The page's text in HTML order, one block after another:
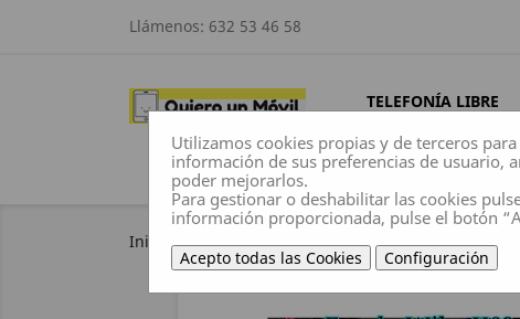
Llámenos: 632 53 46 58
TELEFONÍA LIBRE
Inicio Fundas Funda Wiko Y62 Gatito Chulo
Utilizamos cookies propias y de terceros
información de sus preferencias de usuario,
poder mejorarlos.
Para gestionar o deshabilitar las cookies
información proporcionada, pulse el botón
Acepto todas las Cookies Configuración